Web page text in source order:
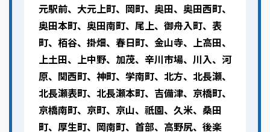
元駅前、大元上町、岡町、奥田、奥田西町、
奥田本町、奥田南町、尾上、御舟入町、表
町、栢谷、掛畑、春日町、金山寺、上高田、
上土田、上中野、加茂、辛川市場、川入、河
原、関西町、神町、学南町、北方、北長瀬、
北長瀬表町、北長瀬本町、吉備津、京橋町、
京橋南町、京町、京山、祇園、久米、桑田
町、厚生町、岡南町、首部、高野尻、後楽